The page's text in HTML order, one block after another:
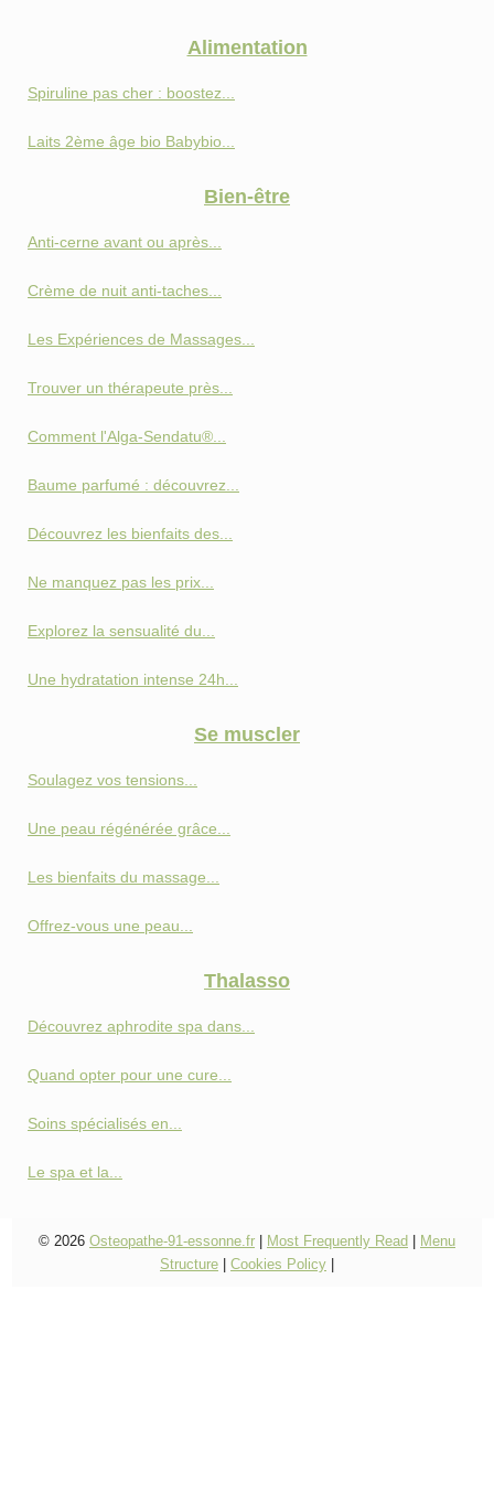
Alimentation
Spiruline pas cher : boostez...
Laits 2ème âge bio Babybio...
Bien-être
Anti‑cerne avant ou après...
Crème de nuit anti-taches...
Les Expériences de Massages...
Trouver un thérapeute près...
Comment l'Alga-Sendatu®...
Baume parfumé : découvrez...
Découvrez les bienfaits des...
Ne manquez pas les prix...
Explorez la sensualité du...
Une hydratation intense 24h...
Se muscler
Soulagez vos tensions...
Une peau régénérée grâce...
Les bienfaits du massage...
Offrez-vous une peau...
Thalasso
Découvrez aphrodite spa dans...
Quand opter pour une cure...
Soins spécialisés en...
Le spa et la...
© 2026 Osteopathe-91-essonne.fr | Most Frequently Read | Menu
Structure | Cookies Policy |